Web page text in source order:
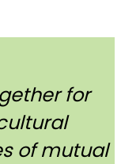
for
of mutual